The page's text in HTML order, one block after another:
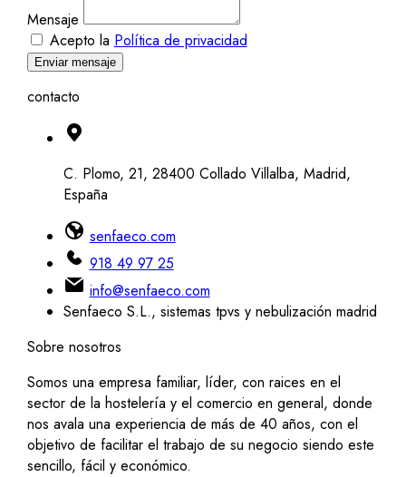
Mensaje
Acepto la Política de privacidad
Enviar mensaje
contacto
C. Plomo, 21, 28400 Collado Villalba, Madrid,
España
senfaeco.com
918 49 97 25
info@senfaeco.com
Senfaeco S.L., sistemas tpvs y nebulización madrid
Sobre nosotros
Somos una empresa familiar, líder, con raices en el
sector de la hostelería y el comercio en general, donde
nos avala una experiencia de más de 40 años, con el
objetivo de facilitar el trabajo de su negocio siendo este
sencillo, fácil y económico.